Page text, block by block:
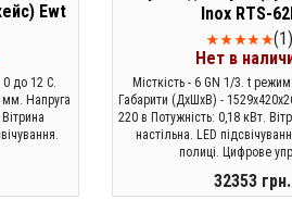
Ewt
0 до 12 C.
Напруга
Inox RTS-
(1)
Нет в
Місткість - 6 GN 1/3. t
Габарити (ДхШхВ) -
220 в Потужність: 0,18 кВт.
настільна. LED
полиці. Цифрове
32353 грн.